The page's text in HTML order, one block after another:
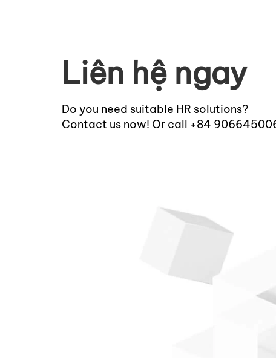
Liên hệ ngay
Do you need suitable HR solutions?
Contact us now! Or call +84